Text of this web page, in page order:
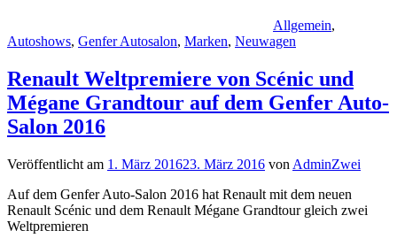
Allgemein,
Autoshows, Genfer Autosalon, Marken, Neuwagen
Renault Weltpremiere von Scénic und
Mégane Grandtour auf dem Genfer Auto-
Salon 2016
Veröffentlicht am 1. März 201623. März 2016 von AdminZwei
Auf dem Genfer Auto-Salon 2016 hat Renault mit dem neuen
Renault Scénic und dem Renault Mégane Grandtour gleich zwei
Weltpremieren